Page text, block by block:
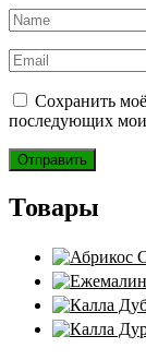
Сохранить
последующих
Товары